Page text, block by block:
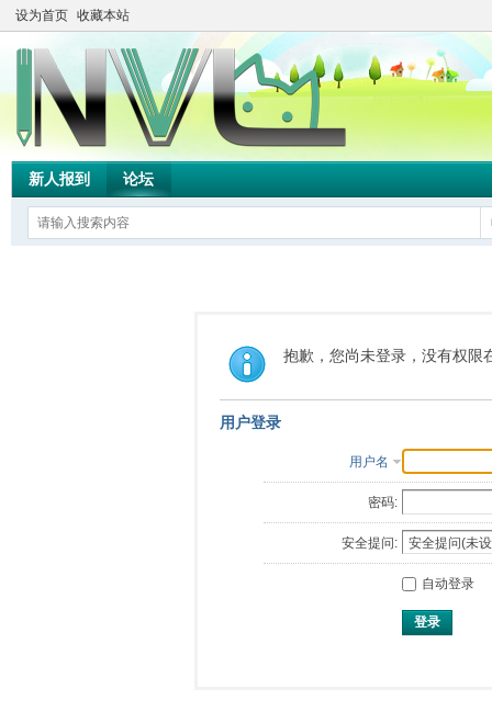
设为首页 收藏本站
新人报到 论坛
抱歉，您尚未登录，没有权限
用户登录
用户名
密码:
安全提问:
自动登录
登录